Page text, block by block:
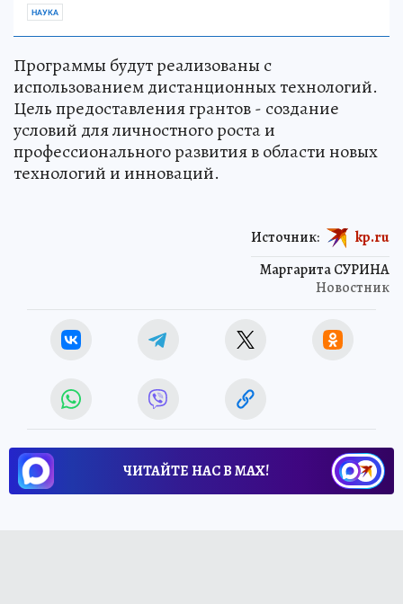
НАУКА
Программы будут реализованы с
использованием дистанционных технологий.
Цель предоставления грантов - создание
условий для личностного роста и
профессионального развития в области новых
технологий и инноваций.
Маргарита СУРИНА
Новостник
Источник: kp.ru
ЧИТАЙТЕ НАС В МАХ!